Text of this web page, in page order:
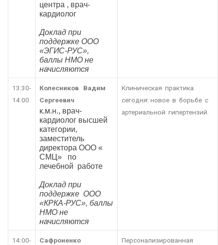
центра , врач-
кардиолог
Доклад при
поддержке ООО
«ЭГИС-РУС»,
баллы НМО не
начисляются
13:30-
14:00
Колесников Вадим
Сергеевич
к.м.н., врач-
кардиолог высшей
категории,
заместитель
директора ООО «
СМЦ» по
лечебной работе
Доклад при
поддержке ООО
«КРКА-РУС», баллы
НМО не
начисляются
Клиническая практика
сегодня: новое в борьбе с
артериальной гипертензий.
14:00-
Сафроненко
Персонализированная